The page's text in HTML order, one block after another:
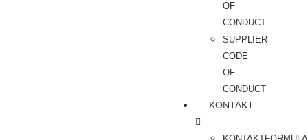
OF
CONDUCT
SUPPLIER
CODE
OF
CONDUCT
KONTAKT